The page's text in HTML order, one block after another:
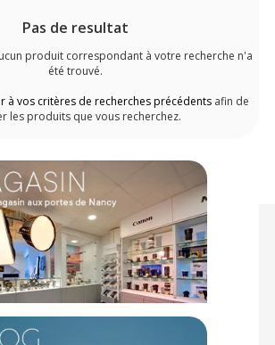
Pas de resultat
produit correspondant à votre recherche n'a
été trouvé.
à vos critères de recherches précédentsafin de
les produits que vous recherchez.